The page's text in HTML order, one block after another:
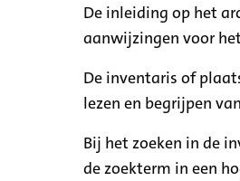
De inleiding op het
aanwijzingen voor
De inventaris of
lezen en begrijpen
Bij het zoeken in de
de zoekterm in een